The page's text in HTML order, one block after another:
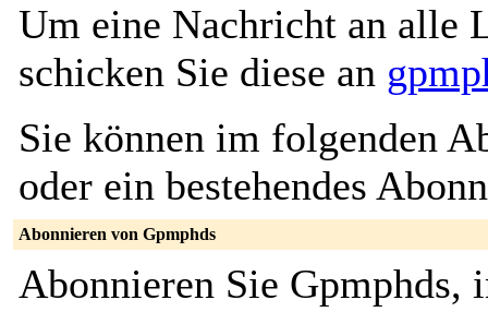
Um eine Nachricht an alle
schicken Sie diese an
Sie können im folgenden
oder ein bestehendes
Abonnieren von Gpmphds
Abonnieren Sie Gpmphds,